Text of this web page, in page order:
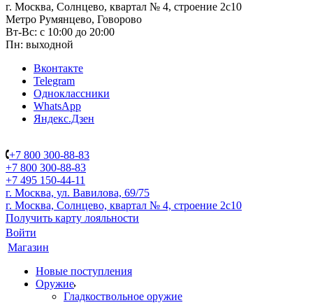
г. Москва, Солнцево, квартал № 4, строение 2с10
Метро Румянцево, Говорово
Вт-Вс: с 10:00 до 20:00
Пн: выходной
Вконтакте
Telegram
Одноклассники
WhatsApp
Яндекс.Дзен
+7 800 300-88-83
+7 800 300-88-83
+7 495 150-44-11
г. Москва, ул. Вавилова, 69/75
г. Москва, Солнцево, квартал № 4, строение 2с10
Получить карту лояльности
Войти
Магазин
Новые поступления
Оружие
Гладкоствольное оружие